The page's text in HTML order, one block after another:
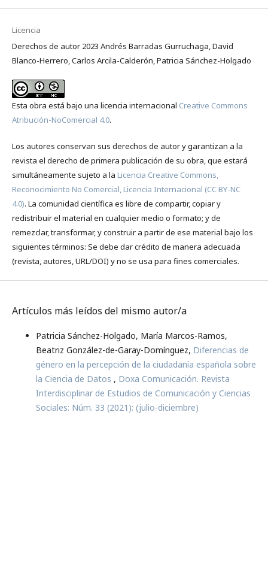
Licencia
Derechos de autor 2023 Andrés Barradas Gurruchaga, David
Blanco-Herrero, Carlos Arcila-Calderón, Patricia Sánchez-Holgado
Esta obra está bajo una licencia internacional Creative Commons
Atribución-NoComercial 4.0.
Los autores conservan sus derechos de autor y garantizan a la
revista el derecho de primera publicación de su obra, que estará
simultáneamente sujeto a la Licencia Creative Commons,
Reconocimiento No Comercial, Licencia Internacional (CC BY-NC
4.0). La comunidad científica es libre de compartir, copiar y
redistribuir el material en cualquier medio o formato; y de
remezclar, transformar, y construir a partir de ese material bajo los
siguientes términos: Se debe dar crédito de manera adecuada
(revista, autores, URL/DOI) y no se usa para fines comerciales.
Artículos más leídos del mismo autor/a
Patricia Sánchez-Holgado, María Marcos-Ramos,
Beatriz González-de-Garay-Domínguez, Diferencias de
género en la percepción de la ciudadanía española sobre
la Ciencia de Datos , Doxa Comunicación. Revista
Interdisciplinar de Estudios de Comunicación y Ciencias
Sociales: Núm. 33 (2021): (julio-diciembre)